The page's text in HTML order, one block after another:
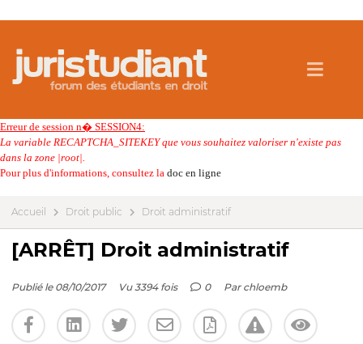
Erreur de session n� SESSION4:
La variable RECAPTCHA_SITEKEY que vous souhaitez valoriser n'existe pas
dans la zone |root|.
Pour plus d'informations, consultez la doc en ligne
Accueil Droit public Droit administratif
[ARRÊT] Droit administratif
Publié le 08/10/2017 Vu 3394 fois 0 Par chloemb